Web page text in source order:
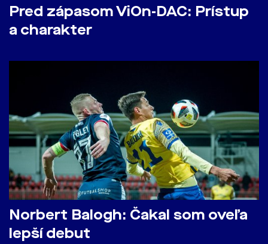
Pred zápasom ViOn-DAC: Prístup
a charakter
Norbert Balogh: Čakal som oveľa
lepší debut